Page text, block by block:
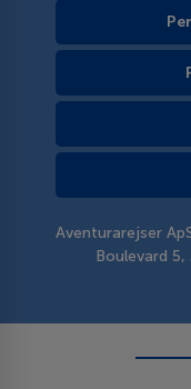
Aventurarejser
Boulevard